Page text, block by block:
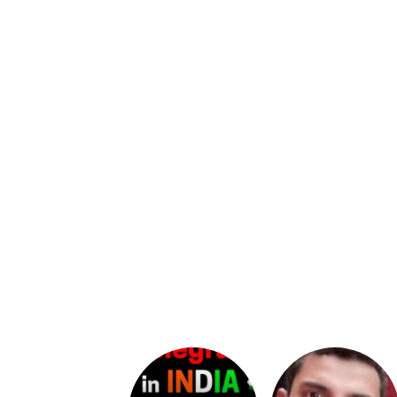
Upasana:
భర్తపై